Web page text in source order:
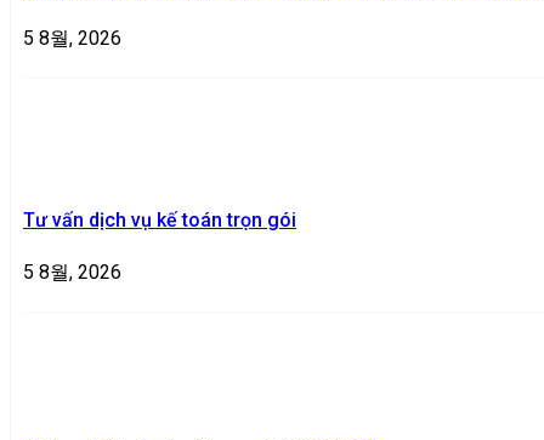
5 8월, 2026
Tư vấn dịch vụ kế toán trọn gói
5 8월, 2026